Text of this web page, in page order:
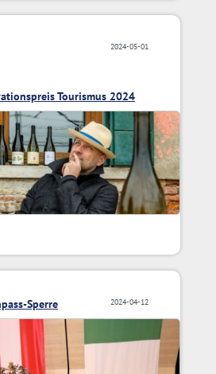
2024-05-01
Tourismus 2024
2024-04-12
Sperre